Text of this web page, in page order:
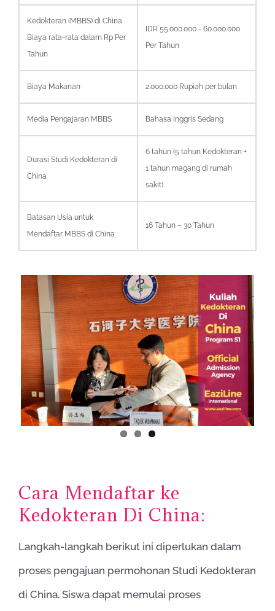
Kedokteran (MBBS) di China
Biaya rata-rata dalam Rp Per
Tahun
IDR 55.000.000 - 60.000.000
Per Tahun
Biaya Makanan 2.000.000 Rupiah per bulan
Media Pengajaran MBBS Bahasa Inggris Sedang
Durasi Studi Kedokteran di
China
6 tahun (5 tahun Kedokteran +
1 tahun magang di rumah
sakit)
Batasan Usia untuk
Mendaftar MBBS di China
16 Tahun – 30 Tahun
Cara Mendaftar ke
Kedokteran Di China:
Langkah-langkah berikut ini diperlukan dalam
proses pengajuan permohonan Studi Kedokteran
di China. Siswa dapat memulai proses